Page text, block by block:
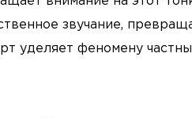
звучание,
уделяет феномену